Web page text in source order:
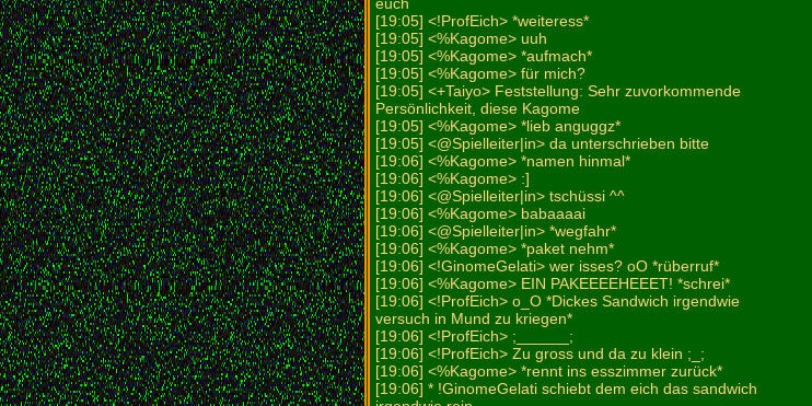
[19:05] <!ProfEich> *weiteress*
[19:05] <%Kagome> uuh
[19:05] <%Kagome> *aufmach*
[19:05] <%Kagome> für mich?
[19:05] <+Taiyo> Feststellung: Sehr zuvorkommende
Persönlichkeit, diese Kagome
[19:05] <%Kagome> *lieb anguggz*
[19:05] <@Spielleiter|in> da unterschrieben bitte
[19:06] <%Kagome> *namen hinmal*
[19:06] <%Kagome> :]
[19:06] <@Spielleiter|in> tschüssi ^^
[19:06] <%Kagome> babaaaai
[19:06] <@Spielleiter|in> *wegfahr*
[19:06] <%Kagome> *paket nehm*
[19:06] <!GinomeGelati> wer isses? oO *rüberruf*
[19:06] <%Kagome> EIN PAKEEEEHEEET! *schrei*
[19:06] <!ProfEich> o_O *Dickes Sandwich irgendwie
versuch in Mund zu kriegen*
[19:06] <!ProfEich> ;______;
[19:06] <!ProfEich> Zu gross und da zu klein ;_;
[19:06] <%Kagome> *rennt ins esszimmer zurück*
[19:06] * !GinomeGelati schiebt dem eich das sandwich